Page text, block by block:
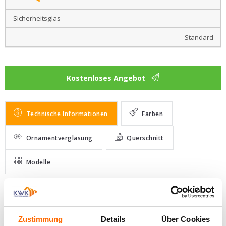
Zustimmung Details Über Cookies
Sicherheitsglas
Standard
Kostenloses Angebot
Technische Informationen Farben
Ornamentverglasung Querschnitt
Modelle
6
Hebeschiebetüren
aus PVC mit
aus Holz
PSK-
Türen
PSK-
Rollläden